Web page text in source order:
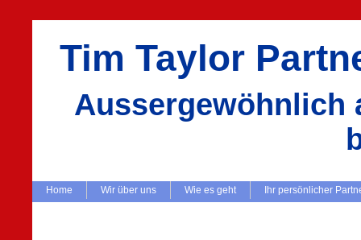
Tim Taylor
Aussergewöhnlich
Home Wir über uns Wie es geht Ihr persönlicher